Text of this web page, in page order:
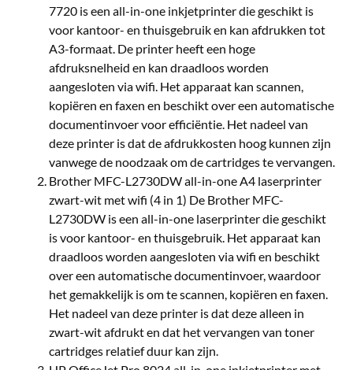
7720 is een all-in-one inkjetprinter die geschikt is
voor kantoor- en thuisgebruik en kan afdrukken tot
A3-formaat. De printer heeft een hoge
afdruksnelheid en kan draadloos worden
aangesloten via wifi. Het apparaat kan scannen,
kopiëren en faxen en beschikt over een automatische
documentinvoer voor efficiëntie. Het nadeel van
deze printer is dat de afdrukkosten hoog kunnen zijn
vanwege de noodzaak om de cartridges te vervangen.
Brother MFC-L2730DW all-in-one A4 laserprinter
zwart-wit met wifi (4 in 1) De Brother MFC-
L2730DW is een all-in-one laserprinter die geschikt
is voor kantoor- en thuisgebruik. Het apparaat kan
draadloos worden aangesloten via wifi en beschikt
over een automatische documentinvoer, waardoor
het gemakkelijk is om te scannen, kopiëren en faxen.
Het nadeel van deze printer is dat deze alleen in
zwart-wit afdrukt en dat het vervangen van toner
cartridges relatief duur kan zijn.